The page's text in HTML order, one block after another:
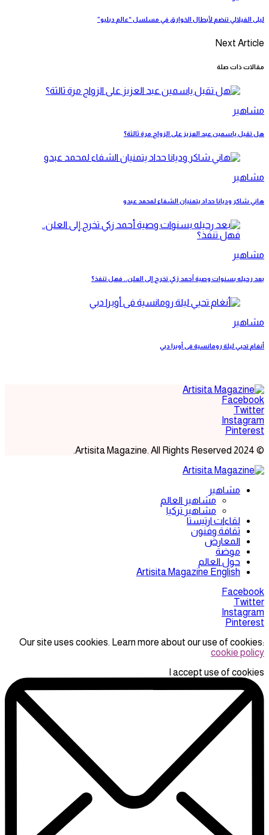
ليلى الفيلالي تنضم لأبطال الخوارق في مسلسل “عالم دبليو”
Next Article
مقالات ذات صلة
مشاهير
هل تقبل ياسمين عبد العزيز على الزواج مرة ثالثة؟
مشاهير
هاني شاكر وديانا حداد يتمنيان الشفاء لمحمد عبدو
مشاهير
بعد رحيله بسنوات وصية أحمد زكي تخرج إلى العلن.. فهل تنفذ؟
مشاهير
أنغام تحيي ليلة رومانسية فى أوبرا دبي
Facebook
Twitter
Instagram
Pinterest
© 2024 Artisita Magazine. All Rights Reserved.
مشاهير
مشاهير العالم
مشاهير تركيا
لقاءات ارتيستا
ثقافة وفنون
المعارض
موضة
حول العالم
Artisita Magazine English
Facebook
Twitter
Instagram
Pinterest
Our site uses cookies. Learn more about our use of cookies:
cookie policy
I accept use of cookies